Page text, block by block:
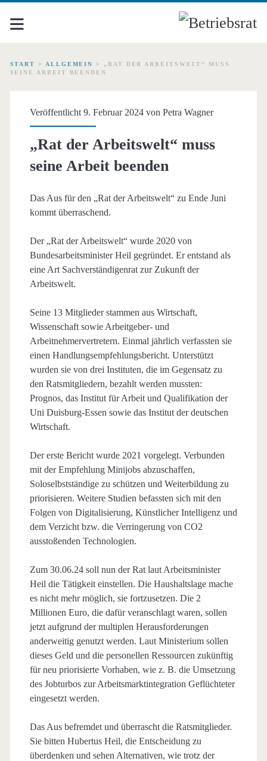
START > ALLGEMEIN > „RAT DER ARBEITSWELT“ MUSS
SEINE ARBEIT BEENDEN
Veröffentlicht 9. Februar 2024 von Petra Wagner
„Rat der Arbeitswelt“ muss
seine Arbeit beenden
Das Aus für den „Rat der Arbeitswelt“ zu Ende Juni
kommt überraschend.
Der „Rat der Arbeitswelt“ wurde 2020 von
Bundesarbeitsminister Heil gegründet. Er entstand als
eine Art Sachverständigenrat zur Zukunft der
Arbeitswelt.
Seine 13 Mitglieder stammen aus Wirtschaft,
Wissenschaft sowie Arbeitgeber- und
Arbeitnehmervertretern. Einmal jährlich verfassten sie
einen Handlungsempfehlungsbericht. Unterstützt
wurden sie von drei Instituten, die im Gegensatz zu
den Ratsmitgliedern, bezahlt werden mussten:
Prognos, das Institut für Arbeit und Qualifikation der
Uni Duisburg-Essen sowie das Institut der deutschen
Wirtschaft.
Der erste Bericht wurde 2021 vorgelegt. Verbunden
mit der Empfehlung Minijobs abzuschaffen,
Soloselbstständige zu schützen und Weiterbildung zu
priorisieren. Weitere Studien befassten sich mit den
Folgen von Digitalisierung, Künstlicher Intelligenz und
dem Verzicht bzw. die Verringerung von CO2
ausstoßenden Technologien.
Zum 30.06.24 soll nun der Rat laut Arbeitsminister
Heil die Tätigkeit einstellen. Die Haushaltslage mache
es nicht mehr möglich, sie fortzusetzen. Die 2
Millionen Euro, die dafür veranschlagt waren, sollen
jetzt aufgrund der multiplen Herausforderungen
anderweitig genutzt werden. Laut Ministerium sollen
dieses Geld und die personellen Ressourcen zukünftig
für neu priorisierte Vorhaben, wie z. B. die Umsetzung
des Jobturbos zur Arbeitsmarktintegration Geflüchteter
eingesetzt werden.
Das Aus befremdet und überrascht die Ratsmitglieder.
Sie bitten Hubertus Heil, die Entscheidung zu
überdenken und sehen Alternativen, wie trotz der